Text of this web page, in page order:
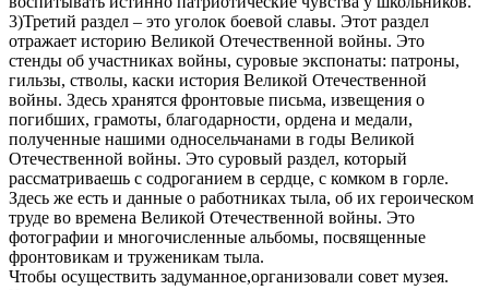
3)Третий раздел – это уголок боевой славы. Этот раздел
отражает историю Великой Отечественной войны. Это
стенды об участниках войны, суровые экспонаты: патроны,
гильзы, стволы, каски история Великой Отечественной
войны. Здесь хранятся фронтовые письма, извещения о
погибших, грамоты, благодарности, ордена и медали,
полученные нашими односельчанами в годы Великой
Отечественной войны. Это суровый раздел, который
рассматриваешь с содроганием в сердце, с комком в горле.
Здесь же есть и данные о работниках тыла, об их героическом
труде во времена Великой Отечественной войны. Это
фотографии и многочисленные альбомы, посвященные
фронтовикам и труженикам тыла.
Чтобы осуществить задуманное,организовали совет музея.